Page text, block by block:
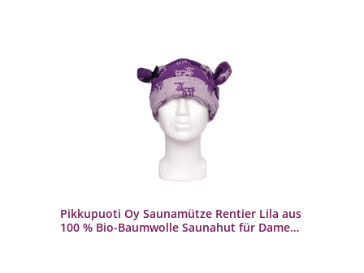
Pikkupuoti Oy Saunamütze Rentier Lila aus
100 % Bio-Baumwolle Saunahut für Damen